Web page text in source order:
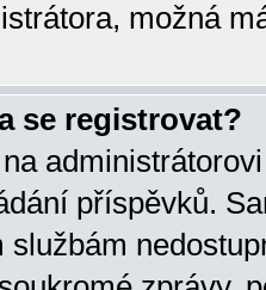
možná
se registrovat?
příspěvků.
službám